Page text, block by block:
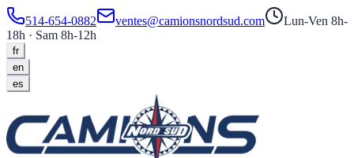
514-654-0882 ventes@camionsnordsud.com
Lun-Ven 8h-
18h · Sam 8h-12h
fr
en
es